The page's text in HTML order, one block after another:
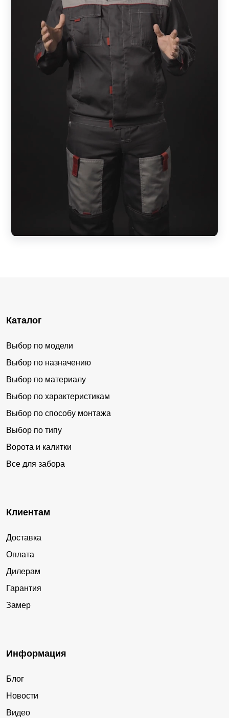
Каталог
Выбор по модели
Выбор по назначению
Выбор по материалу
Выбор по характеристикам
Выбор по способу монтажа
Выбор по типу
Ворота и калитки
Все для забора
Клиентам
Доставка
Оплата
Дилерам
Гарантия
Замер
Информация
Блог
Новости
Видео